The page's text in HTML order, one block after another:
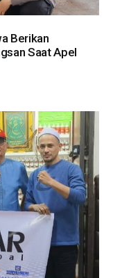
Berikan
Saat Apel